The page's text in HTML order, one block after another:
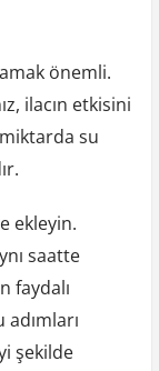
önemli.
ilacın etkisini
su
ekleyin.
saatte
faydalı
şekilde